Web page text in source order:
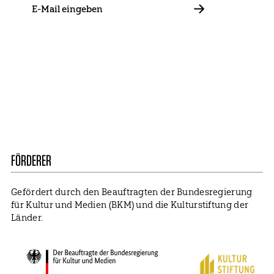
FÖRDERER
Gefördert durch den Beauftragten der Bundesregierung
für Kultur und Medien (BKM) und die Kulturstiftung der
Länder.